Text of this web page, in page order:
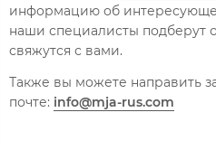
информацию об
наши специалисты подберут
свяжутся с вами.
Также вы можете направить
почте: info@mja-rus.com